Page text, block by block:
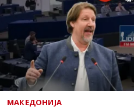
МАКЕДОНИЈА